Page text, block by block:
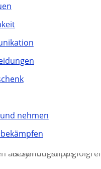
nehmen